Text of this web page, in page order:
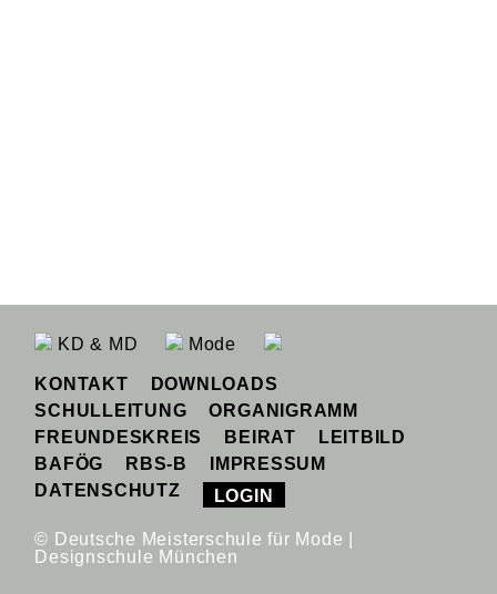
KD & MD Mode
KONTAKT
DOWNLOADS
SCHULLEITUNG
ORGANIGRAMM
FREUNDESKREIS
BEIRAT
LEITBILD
BAFÖG
RBS-B
IMPRESSUM
DATENSCHUTZ
LOGIN
© Deutsche Meisterschule für Mode |
Designschule München